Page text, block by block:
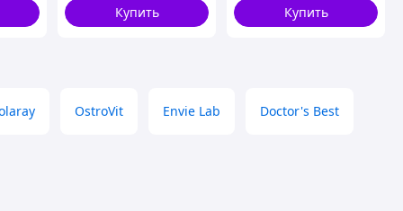
Купить
Купить
OstroVit Envie Lab Doctor's Best